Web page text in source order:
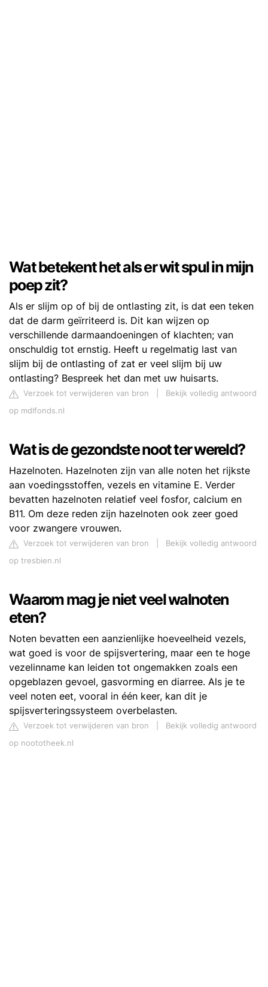
Wat betekent het als er wit spul in mijn
poep zit?
Als er slijm op of bij de ontlasting zit, is dat een teken
dat de darm geïrriteerd is. Dit kan wijzen op
verschillende darmaandoeningen of klachten; van
onschuldig tot ernstig. Heeft u regelmatig last van
slijm bij de ontlasting of zat er veel slijm bij uw
ontlasting? Bespreek het dan met uw huisarts.
Verzoek tot verwijderen van bron
Bekijk volledig antwoord
op mdlfonds.nl
Wat is de gezondste noot ter wereld?
Hazelnoten. Hazelnoten zijn van alle noten het rijkste
aan voedingsstoffen, vezels en vitamine E. Verder
bevatten hazelnoten relatief veel fosfor, calcium en
B11. Om deze reden zijn hazelnoten ook zeer goed
voor zwangere vrouwen.
Verzoek tot verwijderen van bron
Bekijk volledig antwoord
op tresbien.nl
Waarom mag je niet veel walnoten
eten?
Noten bevatten een aanzienlijke hoeveelheid vezels,
wat goed is voor de spijsvertering, maar een te hoge
vezelinname kan leiden tot ongemakken zoals een
opgeblazen gevoel, gasvorming en diarree. Als je te
veel noten eet, vooral in één keer, kan dit je
spijsverteringssysteem overbelasten.
Verzoek tot verwijderen van bron
Bekijk volledig antwoord
op noototheek.nl